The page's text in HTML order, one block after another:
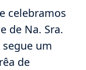
celebramos
de Na. Sra.
segue um
de